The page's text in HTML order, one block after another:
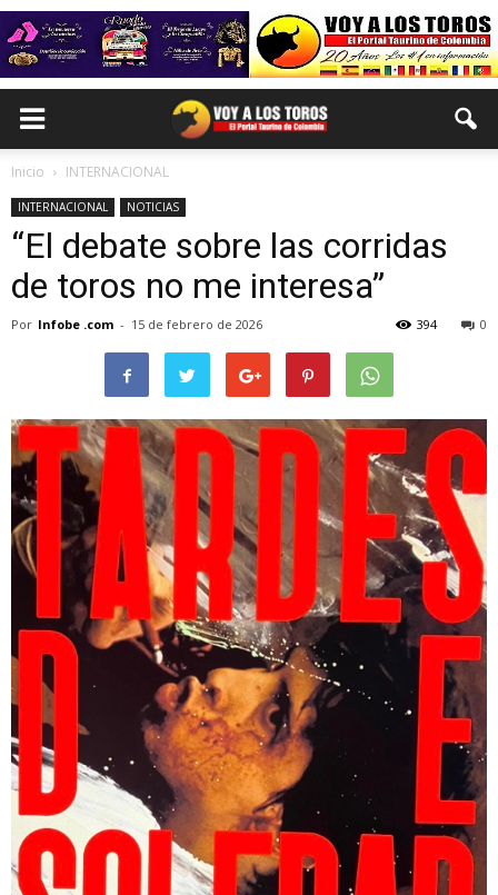
Inicio INTERNACIONAL
INTERNACIONAL NOTICIAS
“El debate sobre las corridas
de toros no me interesa”
Por Infobe .com - 15 de febrero de 2026 0
394